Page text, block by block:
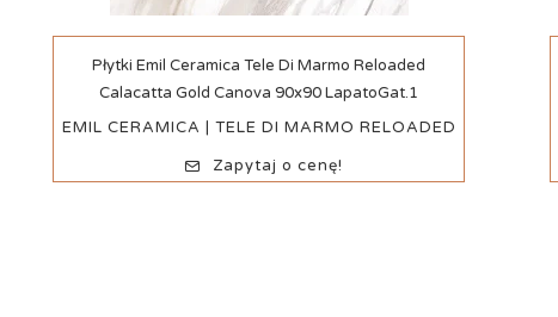
Płytki Emil Ceramica Tele Di Marmo Reloaded
Calacatta Gold Canova 90x90 LapatoGat.1
EMIL CERAMICA | TELE DI MARMO RELOADED
Zapytaj o cenę!
Szybki podgląd